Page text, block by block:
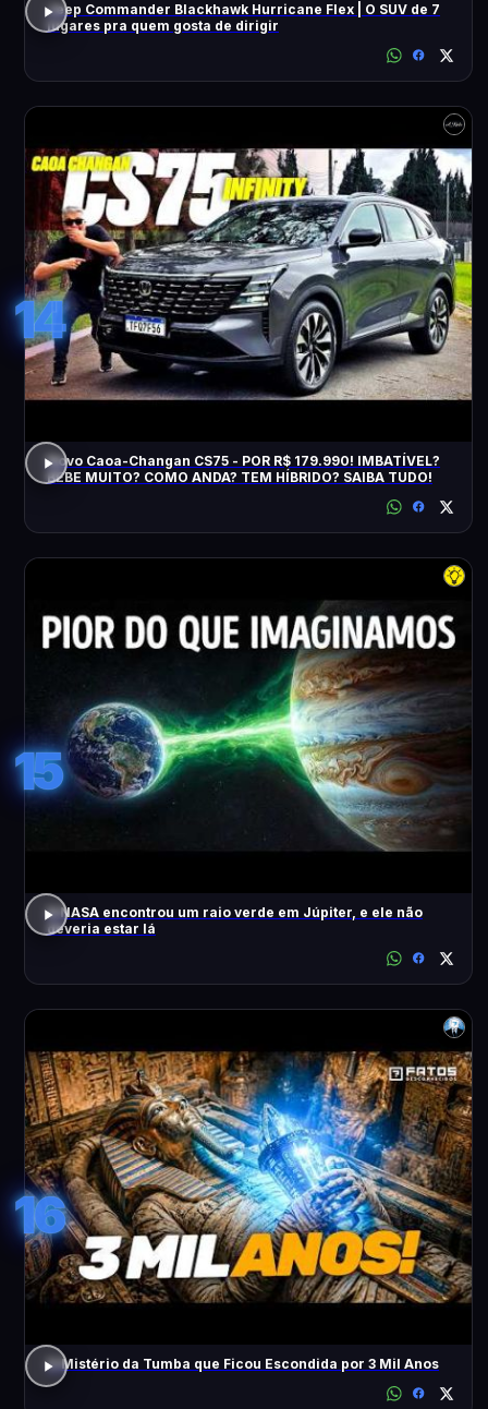
Jeep Commander Blackhawk Hurricane Flex | O SUV de 7
lugares pra quem gosta de dirigir
14
Novo Caoa-Changan CS75 - POR R$ 179.990! IMBATÍVEL?
BEBE MUITO? COMO ANDA? TEM HÍBRIDO? SAIBA TUDO!
15
A NASA encontrou um raio verde em Júpiter, e ele não
deveria estar lá
16
O Mistério da Tumba que Ficou Escondida por 3 Mil Anos